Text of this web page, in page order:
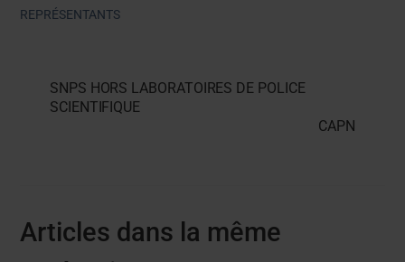
REPRÉSENTANTS
SNPS HORS LABORATOIRES DE POLICE
SCIENTIFIQUE
CAPN
Articles dans la même